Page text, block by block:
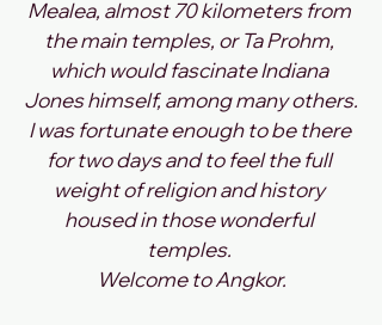
Mealea, almost 70 kilometers from
the main temples, or Ta Prohm,
which would fascinate Indiana
Jones himself, among many others.
I was fortunate enough to be there
for two days and to feel the full
weight of religion and history
housed in those wonderful
temples.
Welcome to Angkor.